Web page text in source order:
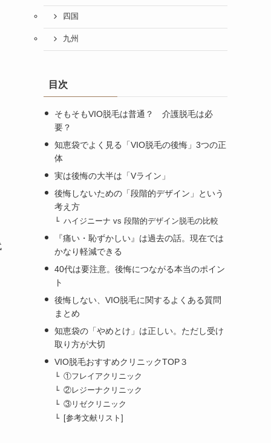
四国
九州
目次
そもそもVIO脱毛は普通？ 介護脱毛は必
要？
知恵袋でよく見る「VIO脱毛の後悔」3つの正
体
実は後悔の大半は「Vライン」
後悔しないための「段階的デザイン」という
考え方
ハイジニーナ vs 段階的デザイン脱毛の比較
『痛い・恥ずかしい』は過去の話。現在では
かなり軽減できる
40代は要注意。後悔につながる本当のポイン
ト
後悔しない、VIO脱毛に関するよくある質問
まとめ
知恵袋の「やめとけ」は正しい。ただし受け
取り方が大切
VIO脱毛おすすめクリニックTOP３
①フレイアクリニック
②レジーナクリニック
③リゼクリニック
[参考文献リスト]